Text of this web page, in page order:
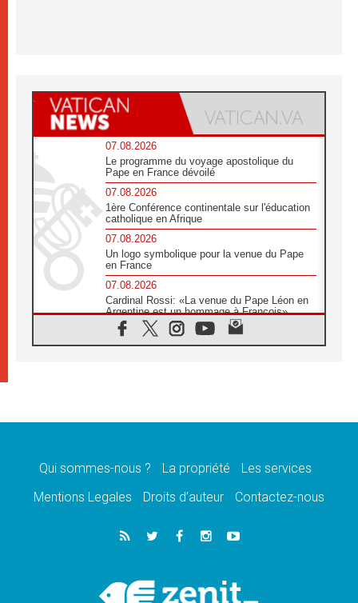
07.08.2026
Le programme du voyage apostolique du
Pape en France dévoilé
07.08.2026
1ère Conférence continentale sur l'éducation
catholique en Afrique
07.08.2026
Un logo symbolique pour la venue du Pape
en France
07.08.2026
Cardinal Rossi: «La venue du Pape Léon en
Argentine est un hommage à François»
07.08.2026
Hiroshima et Nagasaki, 81 ans après,
pour relever les «défis urgents»
À Sainte-Marie-Majeure, la grâce de Dieu
06.08.2026
Léon XIV aux jeunes d'Assise: «l'Europe et
06.08.2026
Qui sommes-nous ? La propriété
Les services
Mentions Legales
Droits d’auteur Contactez-nous